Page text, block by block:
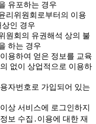
유포하는 경우
리위원회로부터의 이용
인 경우
원회의 유권해석 상의 불
하는 경우
용하여 얻은 정보를 교육
없이 상업적으로 이용하
자번호로 가입되어 있는
상 서비스에 로그인하지
보 수집․이용에 대한 재